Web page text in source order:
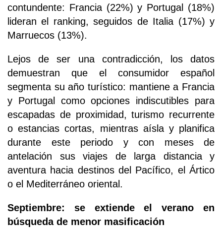
contundente: Francia (22%) y Portugal (18%)
lideran el ranking, seguidos de Italia (17%) y
Marruecos (13%).
Lejos de ser una contradicción, los datos
demuestran que el consumidor español
segmenta su año turístico: mantiene a Francia
y Portugal como opciones indiscutibles para
escapadas de proximidad, turismo recurrente
o estancias cortas, mientras aísla y planifica
durante este periodo y con meses de
antelación sus viajes de larga distancia y
aventura hacia destinos del Pacífico, el Ártico
o el Mediterráneo oriental.
Septiembre: se extiende el verano en
búsqueda de menor masificación